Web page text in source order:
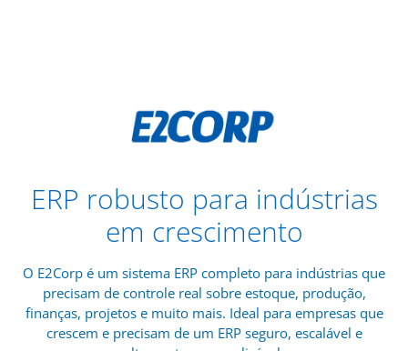
ERP robusto para indústrias
em crescimento
O E2Corp é um sistema ERP completo para indústrias que
precisam de controle real sobre estoque, produção,
finanças, projetos e muito mais. Ideal para empresas que
crescem e precisam de um ERP seguro, escalável e